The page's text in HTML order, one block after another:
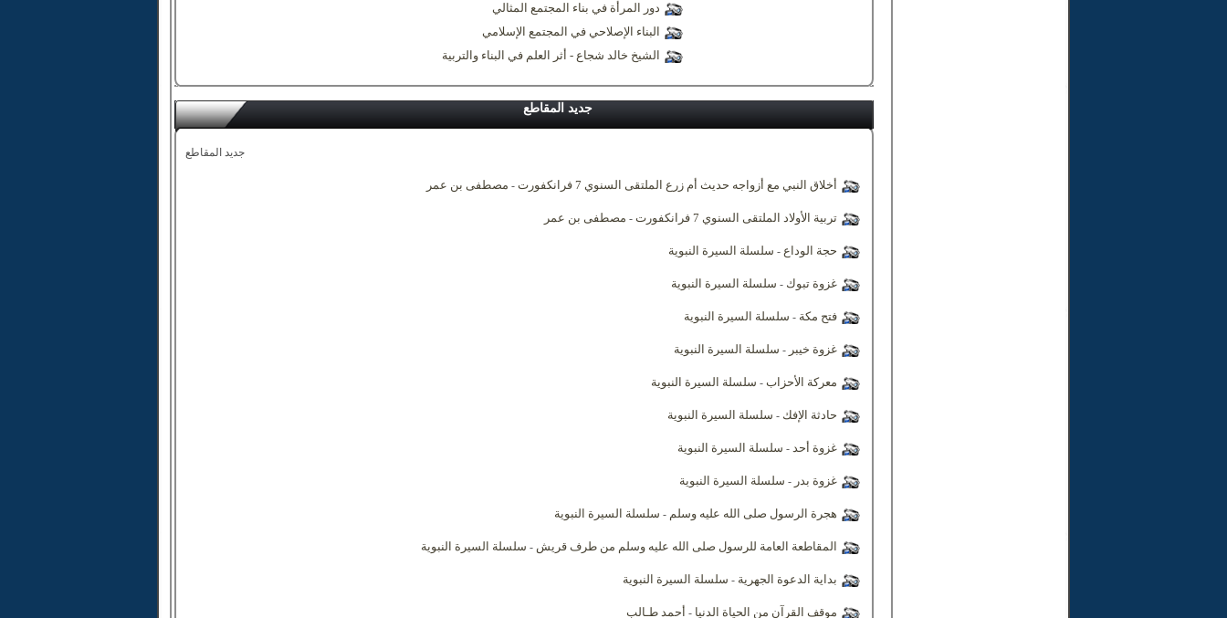
دور المرأة في بناء المجتمع المثالي
البناء الإصلاحي في المجتمع الإسلامي
الشيخ خالد شجاع - أثر العلم في البناء والتربية
جديد المقاطع
جديد المقاطع
أخلاق النبي مع أزواجه حديث أم زرع الملتقى السنوي 7 فرانكفورت - مصطفى بن عمر
تربية الأولاد الملتقى السنوي 7 فرانكفورت - مصطفى بن عمر
حجة الوداع- سلسلة السيرة النبوية
غزوة تبوك - سلسلة السيرة النبوية
فتح مكة - سلسلة السيرة النبوية
غزوة خيبر - سلسلة السيرة النبوية
معركة الأحزاب- سلسلة السيرة النبوية
حادثة الإفك - سلسلة السيرة النبوية
غزوة أحد- سلسلة السيرة النبوية
غزوة بدر - سلسلة السيرة النبوية
هجرة الرسول صلى الله عليه وسلم - سلسلة السيرة النبوية
المقاطعة العامة للرسول صلى الله عليه وسلم من طرف قريش - سلسلة السيرة النبوية
بداية الدعوة الجهرية - سلسلة السيرة النبوية
موقف القرآن من الحياة الدنيا - أحمد طـالب